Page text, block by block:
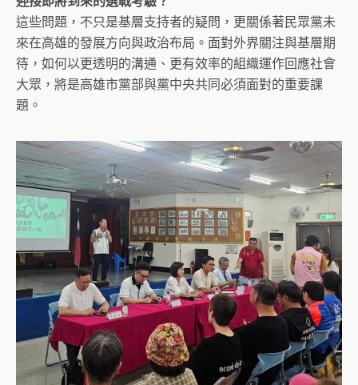
這些問題，不只是基層支持者的疑問，更關係著民眾黨未
來在高雄的發展方向與政治布局。面對外界關注與基層期
待，如何以更透明的溝通、更有效率的組織運作回應社會
大眾，將是高雄市黨部與黨中央共同必須面對的重要課
題。